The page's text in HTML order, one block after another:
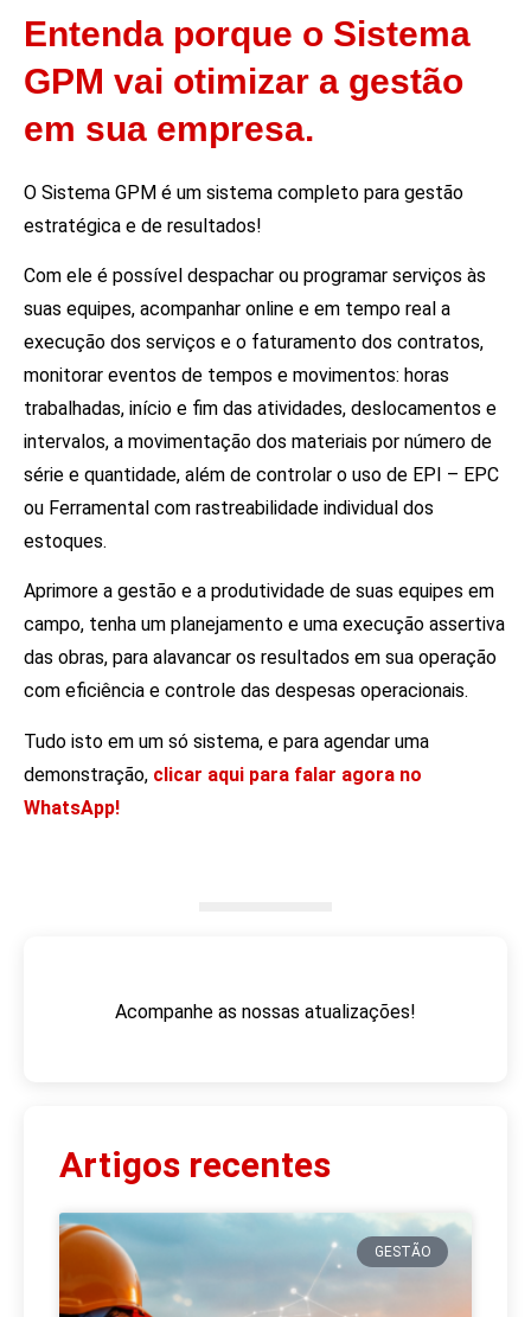
Entenda porque o Sistema
GPM vai otimizar a gestão
em sua empresa.
O Sistema GPM é um sistema completo para gestão
estratégica e de resultados!
Com ele é possível despachar ou programar serviços às
suas equipes, acompanhar online e em tempo real a
execução dos serviços e o faturamento dos contratos,
monitorar eventos de tempos e movimentos: horas
trabalhadas, início e fim das atividades, deslocamentos e
intervalos, a movimentação dos materiais por número de
série e quantidade, além de controlar o uso de EPI – EPC
ou Ferramental com rastreabilidade individual dos
estoques.
Aprimore a gestão e a produtividade de suas equipes em
campo, tenha um planejamento e uma execução assertiva
das obras, para alavancar os resultados em sua operação
com eficiência e controle das despesas operacionais.
Tudo isto em um só sistema, e para agendar uma
demonstração, clicar aqui para falar agora no
WhatsApp!
Acompanhe as nossas atualizações!
Artigos recentes
GESTÃO